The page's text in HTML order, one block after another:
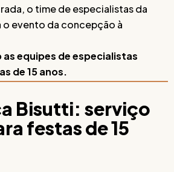
o time de especialistas da
evento da concepção à
equipes de especialistas
de 15 anos.
Bisutti: serviço
festas de 15